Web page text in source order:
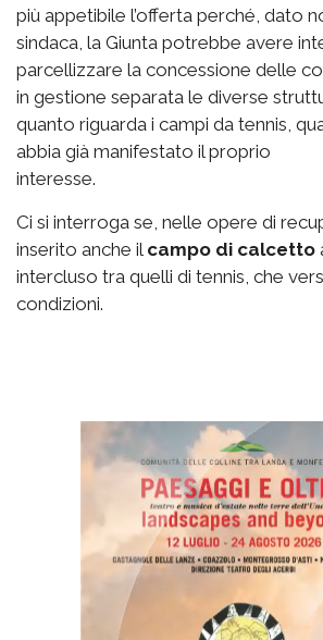
più appetibile l’offerta perché, dato
sindaca, la Giunta potrebbe avere
parcellizzare la concessione delle
in gestione separata le diverse
quanto riguarda i campi da tennis,
abbia già manifestato il proprio
interesse.
Ci si interroga se, nelle opere di
inserito anche il campo di calcetto
intercluso tra quelli di tennis, che
condizioni.